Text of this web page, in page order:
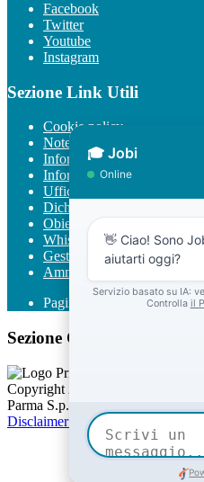
Facebook
Twitter
Youtube
Instagram
Sezione Link Utili
Cookie policy
Note legali
Informativa Privacy
Informativa Privacy chatbot
Ufficio Relazioni con il
Dichiarazione di accessibilità
Obiettivi di accessibilità
Whistleblowing
Gestione consensi cookie
Amministrazione trasparente
Pagina visualizzata2712
Sezione Copyright
Copyright 2026 | Engineered and
Parma S.p.A. | Divisione
Disclaimer trattamento dati